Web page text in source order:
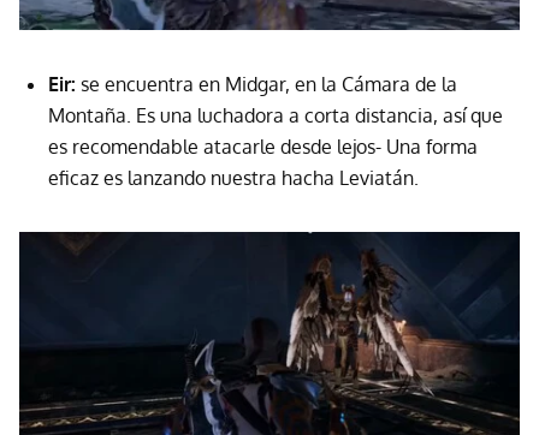
Eir: se encuentra en Midgar, en la Cámara de la
Montaña. Es una luchadora a corta distancia, así que
es recomendable atacarle desde lejos- Una forma
eficaz es lanzando nuestra hacha Leviatán.